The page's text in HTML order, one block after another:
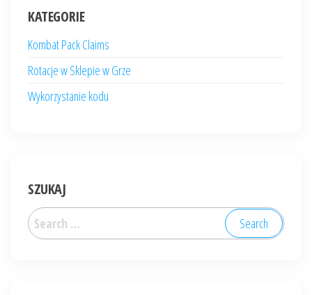
KATEGORIE
Kombat Pack Claims
Rotacje w Sklepie w Grze
Wykorzystanie kodu
SZUKAJ
Search
for: